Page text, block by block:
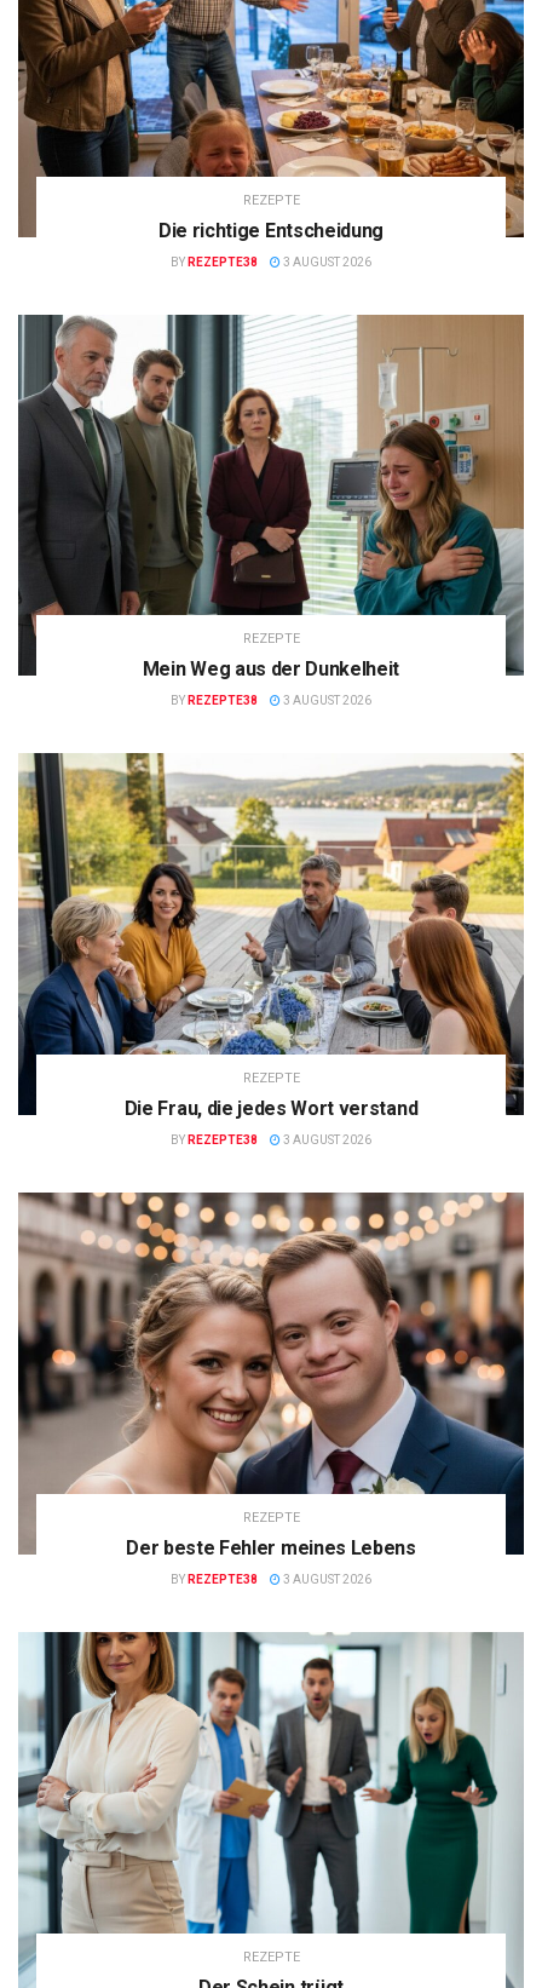
REZEPTE
Die richtige Entscheidung
BY REZEPTE38 3 AUGUST 2026
REZEPTE
Mein Weg aus der Dunkelheit
BY REZEPTE38 3 AUGUST 2026
REZEPTE
Die Frau, die jedes Wort verstand
BY REZEPTE38 3 AUGUST 2026
REZEPTE
Der beste Fehler meines Lebens
BY REZEPTE38 3 AUGUST 2026
REZEPTE